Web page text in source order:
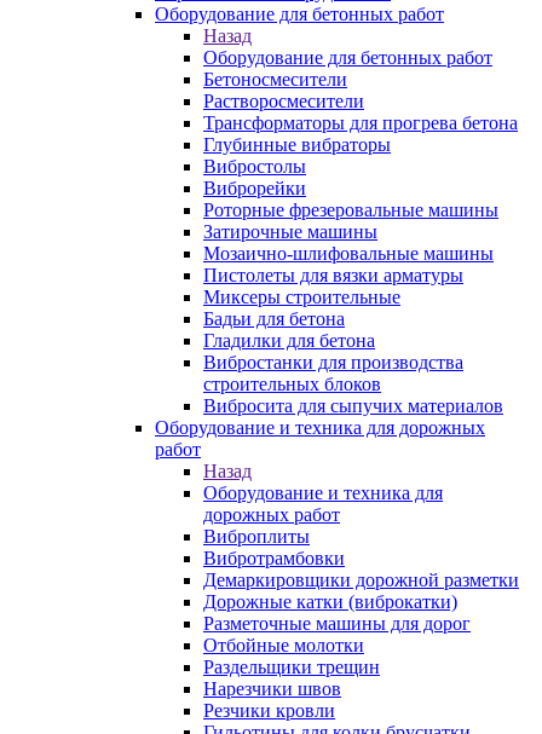
Оборудование для бетонных работ
Назад
Оборудование для бетонных работ
Бетоносмесители
Растворосмесители
Трансформаторы для прогрева бетона
Глубинные вибраторы
Вибростолы
Виброрейки
Роторные фрезеровальные машины
Затирочные машины
Мозаично-шлифовальные машины
Пистолеты для вязки арматуры
Миксеры строительные
Бадьи для бетона
Гладилки для бетона
Вибростанки для производства
строительных блоков
Вибросита для сыпучих материалов
Оборудование и техника для дорожных
работ
Назад
Оборудование и техника для
дорожных работ
Виброплиты
Вибротрамбовки
Демаркировщики дорожной разметки
Дорожные катки (виброкатки)
Разметочные машины для дорог
Отбойные молотки
Раздельщики трещин
Нарезчики швов
Резчики кровли